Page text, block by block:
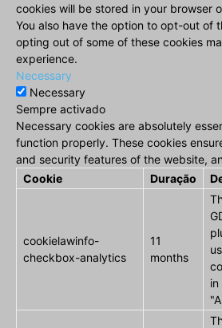
cookies will be stored in your browser
You also have the option to opt-out of
opting out of some of these cookies
experience.
Necessary
Necessary
Sempre activado
Necessary cookies are absolutely
function properly. These cookies
and security features of the website,
Cookie
Duração
cookielawinfo-
checkbox-analytics
11
months